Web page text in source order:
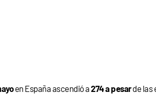
en España ascendió a274 a pesarde las